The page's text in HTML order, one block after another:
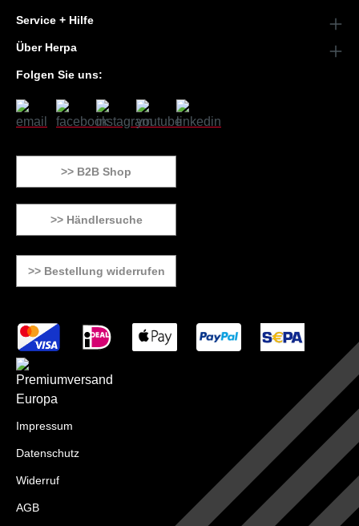
Service + Hilfe
Über Herpa
Folgen Sie uns:
>> B2B Shop
>> Händlersuche
>> Bestellung widerrufen
Impressum
Datenschutz
Widerruf
AGB